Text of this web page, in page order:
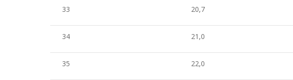
33 20,7
34 21,0
35 22,0